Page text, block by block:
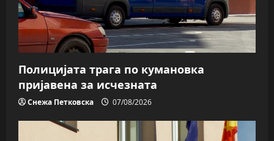
Полицијата трага пo кумановка
пријавена за исчезната
Снежа Петковска 07/08/2026